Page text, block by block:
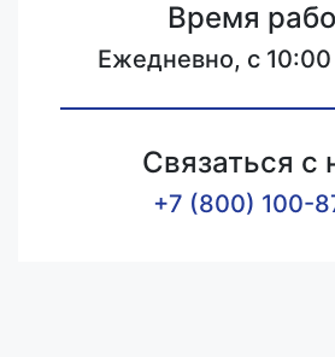
Время
Ежедневно, с
Связаться с
+7 (800) 100-